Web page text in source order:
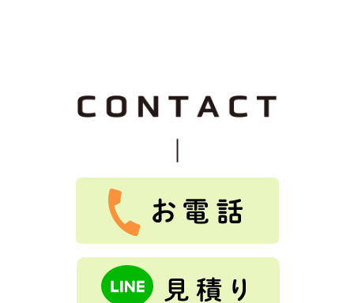
た。親切な説明、保証良く、料金も安かったです。
綺麗になりました。ありがとうございました。
もっと見る